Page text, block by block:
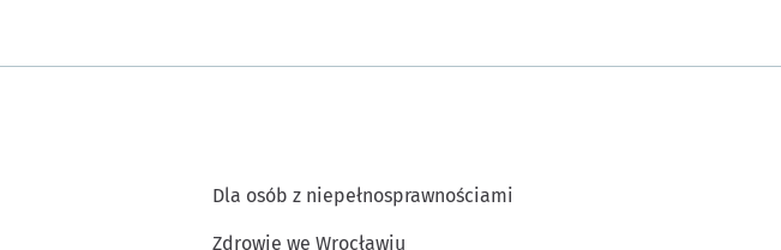
Dla osób z niepełnosprawnościami
Zdrowie we Wrocławiu